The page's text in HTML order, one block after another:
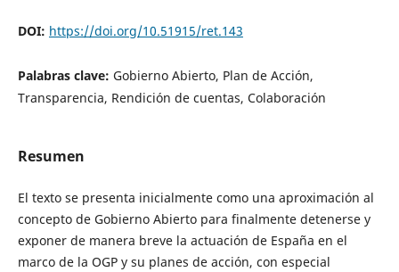
DOI: https://doi.org/10.51915/ret.143
Palabras clave: Gobierno Abierto, Plan de Acción,
Transparencia, Rendición de cuentas, Colaboración
Resumen
El texto se presenta inicialmente como una aproximación al
concepto de Gobierno Abierto para finalmente detenerse y
exponer de manera breve la actuación de España en el
marco de la OGP y su planes de acción, con especial